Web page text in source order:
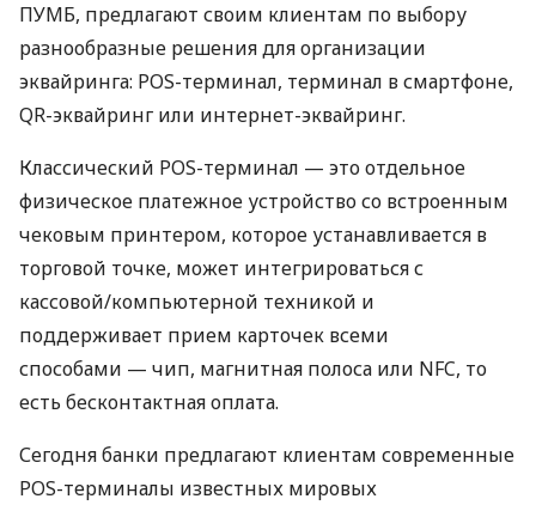
ПУМБ, предлагают своим клиентам по выбору
разнообразные решения для организации
эквайринга: POS-терминал, терминал в смартфоне,
QR-эквайринг или интернет-эквайринг.
Классический POS-терминал — это отдельное
физическое платежное устройство со встроенным
чековым принтером, которое устанавливается в
торговой точке, может интегрироваться с
кассовой/компьютерной техникой и
поддерживает прием карточек всеми
способами — чип, магнитная полоса или NFC, то
есть бесконтактная оплата.
Сегодня банки предлагают клиентам современные
POS-терминалы известных мировых